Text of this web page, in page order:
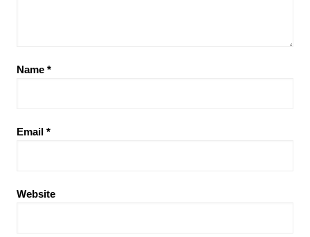
Name *
Email *
Website